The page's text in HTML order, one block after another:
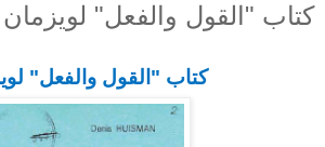
كتاب "القول والفعل" لويزمان
كتاب "القول والفعل"